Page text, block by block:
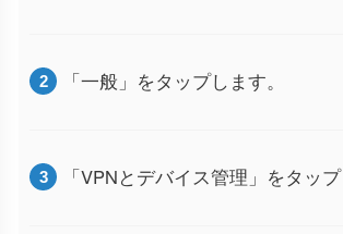
「一般」をタップします。
「VPNとデバイス管理」をタップ